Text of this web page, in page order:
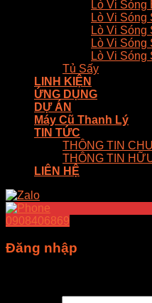
Lò Vi Sóng
Lò Vi Sóng
Lò Vi Sóng
Lò Vi Sóng
Lò Vi Sóng
Tủ Sấy
LINH KIỆN
ỨNG DỤNG
DỰ ÁN
Máy Cũ Thanh Lý
TIN TỨC
THÔNG TIN
THÔNG TIN
LIÊN HỆ
0908406869
Đăng nhập